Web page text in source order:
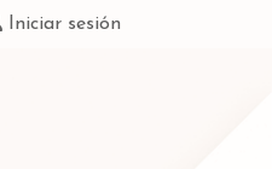
Iniciar sesión